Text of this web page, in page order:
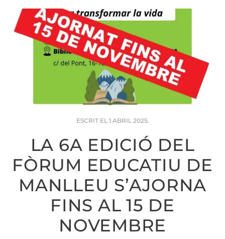
ESCRIT EL 1 ABRIL 2025.
LA 6A EDICIÓ DEL
FÒRUM EDUCATIU DE
MANLLEU S’AJORNA
FINS AL 15 DE
NOVEMBRE